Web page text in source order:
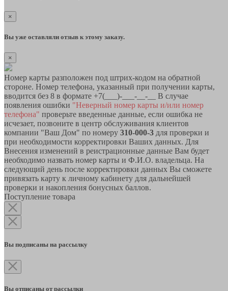
×
Вы уже оставляли отзыв к этому заказу.
×
Номер карты разположен под штрих-кодом на обратной
стороне. Номер телефона, указанный при получении карты,
вводится без 8 в формате +7(___)-___-__-__ В случае
появления ошибки "Неверный номер карты и/или номер
телефона" проверьте введенные данные, если ошибка не
исчезает, позвоните в центр обслуживания клиентов
компании "Ваш Дом" по номеру 310-000-3 для проверки и
при необходимости корректировки Ваших данных. Для
Внесения изменений в реистрационные данные Вам будет
необходимо назвать номер карты и Ф.И.О. владельца. На
следующий день после корректировки данных Вы сможете
привязать карту к личному кабинету для дальнейшей
проверки и накопления бонусных баллов.
Поступление товара
Вы подписаны на рассылку
Вы отписаны от рассылки